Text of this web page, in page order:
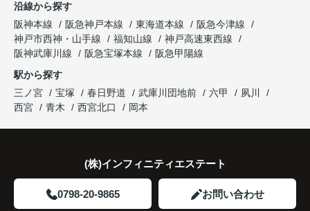
した。
購入されたご家族は、
と大変喜ばれ、この住まいを選ばれました。
住み替え後は家族それぞれの通勤・通学時間が短く
家族全員にとって、将来を見据えた良い選択だった
沿線から探す
阪神本線
阪急神戸本線 東海道本線
阪急今津線
神戸市西神・山手線
福知山線
神戸高速東西線
阪神武庫川線
阪急宝塚本線
阪急甲陽線
駅から探す
三ノ宮
宝塚 春日野道 武庫川団地前 六甲
夙川
西宮
青木 西宮北口 岡本
(株)インフィニティエステート
0798-20-9865 お問い合わせ